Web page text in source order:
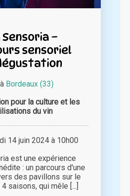
Sensoria –
sensoriel
Bordeaux (33)
pour la culture et les
du vin
14 juin 2024 à 10h00
est une expérience
: un parcours d'une
des pavillons sur le
saisons, qui mêle [...]